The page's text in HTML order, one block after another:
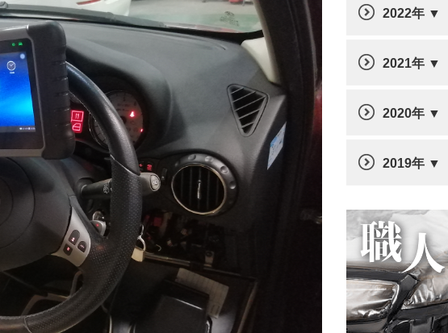
2022年
2021年
2020年
2019年